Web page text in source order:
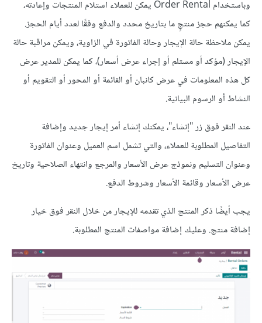
وباستخدام Order Rental يمكن للعملاء استلام المنتجات وإعادته،
كما يمكنهم حجز منتجٍ ما بتاريخ محدد والدفع وفقًا لعدد أيام الحجز.
يمكن ملاحظة حالة الإيجار وحالة الفاتورة في الزاوية، ويمكن مراقبة حالة
الإيجار (مؤكد أو مستلم أو إجراء عرض أسعار)، كما يمكن للمدير عرض
كل هذه المعلومات في عرض كانبان أو القائمة أو المحور أو التقويم أو
النشاط أو الرسوم البيانية.
عند النقر فوق زر "إنشاء"، يمكنك إنشاء أمر إيجار جديد وإضافة
التفاصيل المطلوبة للعملاء، والتي تشمل اسم العميل وعنوان الفاتورة
وعنوان التسليم ونموذج عرض الأسعار والمرجع وانتهاء الصلاحية وتاريخ
عرض الأسعار وقائمة الأسعار وشروط الدفع.
يجب أيضًا ذكر المنتج الذي تقدمه للإيجار من خلال النقر فوق خيار
إضافة منتج. وعليك إضافة مواصفات المنتج المطلوبة.